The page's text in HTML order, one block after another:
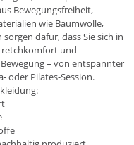
Bewegungsfreiheit,
wie Baumwolle,
dafür, dass Sie sich in
und
– von entspannter
oder Pilates-Session.